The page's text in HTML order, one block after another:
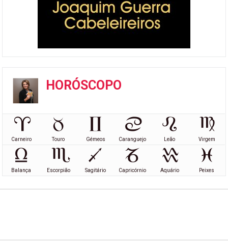
HORÓSCOPO
Carneiro Touro Gémeos Caranguejo Leão Virgem
Balança Escorpião Sagitário Capricórnio Aquário Peixes